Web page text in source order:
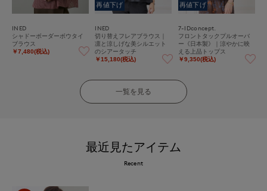
INED
シャドーボーダーボウタイ
ブラウス
￥7,480(税込)
再値下げ
INED
切り替えフレアブラウス｜
凛と涼しげな美シルエット
のシアータッチ
￥15,180(税込)
再値下げ
7-IDconcept.
フロントタックプルオーバ
ー《日本製》｜涼やかに映
える上品トップス
￥9,350(税込)
一覧を見る
最近見たアイテム
Recent